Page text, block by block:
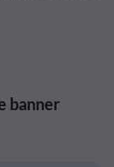
banner